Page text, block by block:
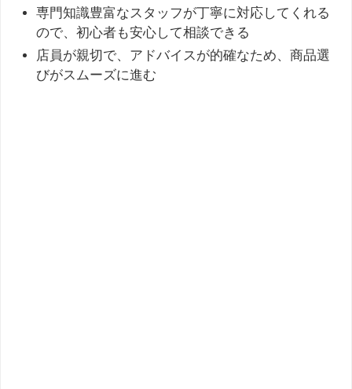
専門知識豊富なスタッフが丁寧に対応してくれる
ので、初心者も安心して相談できる
店員が親切で、アドバイスが的確なため、商品選
びがスムーズに進む